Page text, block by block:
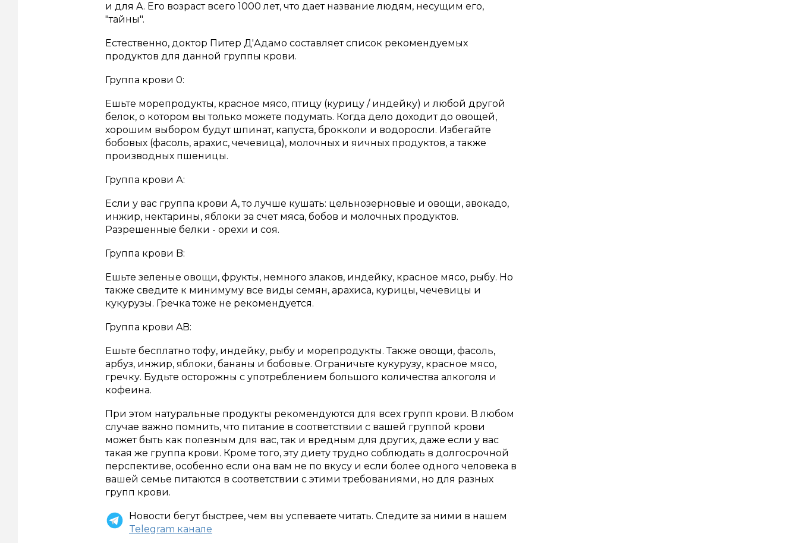
и для A. Его возраст всего 1000 лет, что дает название людям, несущим его,
"тайны".
Естественно, доктор Питер Д'Адамо составляет список рекомендуемых
продуктов для данной группы крови.
Группа крови 0:
Ешьте морепродукты, красное мясо, птицу (курицу / индейку) и любой другой
белок, о котором вы только можете подумать. Когда дело доходит до овощей,
хорошим выбором будут шпинат, капуста, брокколи и водоросли. Избегайте
бобовых (фасоль, арахис, чечевица), молочных и яичных продуктов, а также
производных пшеницы.
Группа крови А:
Если у вас группа крови А, то лучше кушать: цельнозерновые и овощи, авокадо,
инжир, нектарины, яблоки за счет мяса, бобов и молочных продуктов.
Разрешенные белки - орехи и соя.
Группа крови B:
Ешьте зеленые овощи, фрукты, немного злаков, индейку, красное мясо, рыбу. Но
также сведите к минимуму все виды семян, арахиса, курицы, чечевицы и
кукурузы. Гречка тоже не рекомендуется.
Группа крови AB:
Ешьте бесплатно тофу, индейку, рыбу и морепродукты. Также овощи, фасоль,
арбуз, инжир, яблоки, бананы и бобовые. Ограничьте кукурузу, красное мясо,
гречку. Будьте осторожны с употреблением большого количества алкоголя и
кофеина.
При этом натуральные продукты рекомендуются для всех групп крови. В любом
случае важно помнить, что питание в соответствии с вашей группой крови
может быть как полезным для вас, так и вредным для других, даже если у вас
такая же группа крови. Кроме того, эту диету трудно соблюдать в долгосрочной
перспективе, особенно если она вам не по вкусу и если более одного человека в
вашей семье питаются в соответствии с этими требованиями, но для разных
групп крови.
Новости бегут быстрее, чем вы успеваете читать. Следите за ними в нашем
Telegram канале